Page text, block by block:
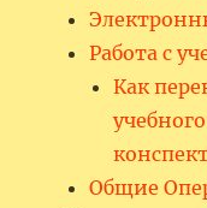
Работа с
Как
Общие